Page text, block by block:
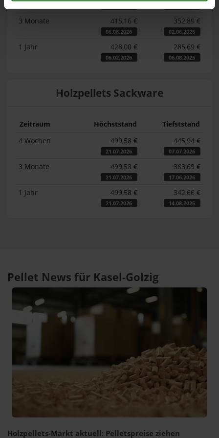
3 Monate 415,16 €
06.08.2026
352,89 €
02.06.2026
1 Jahr 428,00 €
06.02.2026
285,69 €
06.08.2025
Holzpellets Sackware
Zeitraum Höchststand
Tiefststand
4 Wochen
499,58 €
21.07.2026
445,94 €
07.07.2026
3 Monate 499,58 €
21.07.2026
383,69 €
17.06.2026
1 Jahr 499,58 €
21.07.2026
342,66 €
14.08.2025
Pellet News für Kasel-Golzig
Holzpellets-Markt aktuell: Pelletspreise ziehen